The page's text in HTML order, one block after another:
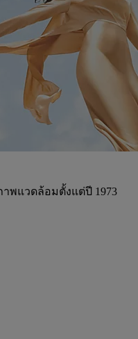
พแวดล้อมตั้งแต่ปี 1973